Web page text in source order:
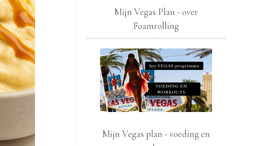
Mijn Vegas Plan - over
Foamrolling
Mijn Vegas plan - voeding en